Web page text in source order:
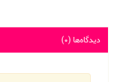
دیدگاه‌ها (0)